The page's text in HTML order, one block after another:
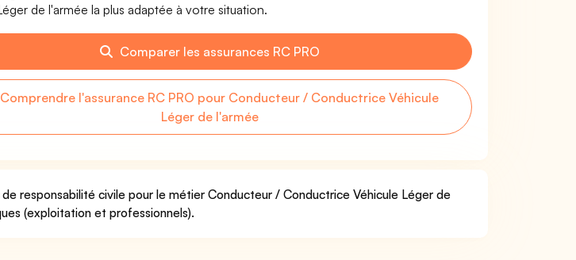
de l'armée la plus adaptée à votre situation.
Comparer les assurances RC PRO
Comprendre l'assurance RC PRO pour Conducteur / Conductrice Véhicule
Léger de l'armée
responsabilité civile pour le métier Conducteur / Conductrice Véhicule Léger de
(exploitation et professionnels).